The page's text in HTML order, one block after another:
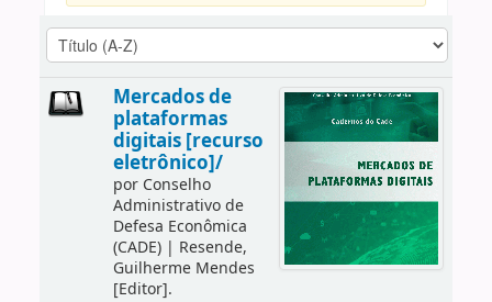
Mercados de
plataformas
digitais [recurso
eletrônico]/
por Conselho
Administrativo de
Defesa Econômica
(CADE)| Resende,
Guilherme Mendes
[Editor].